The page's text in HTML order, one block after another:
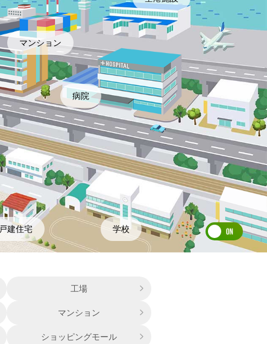
戸建住宅 学校
マンション
病院
工場
マンション
ショッピングモール